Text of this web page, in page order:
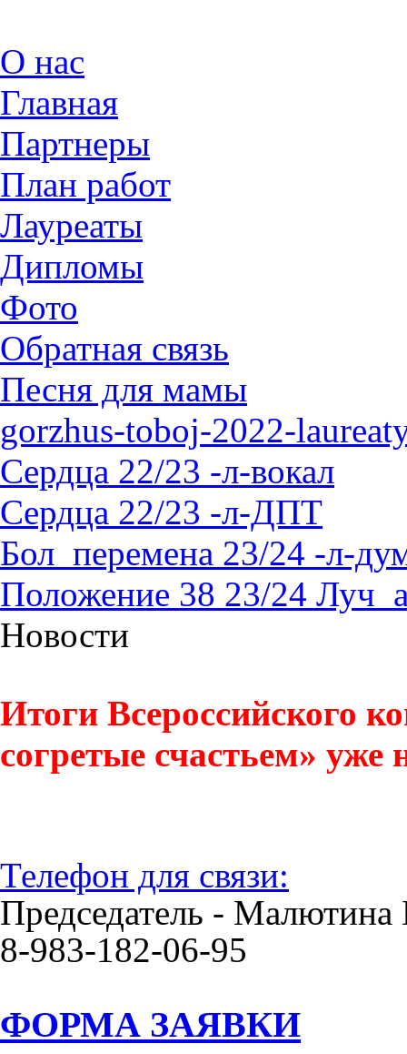
О нас
Главная
Партнеры
План работ
Лауреаты
Дипломы
Фото
Обратная связь
Песня для мамы
gorzhus-toboj-2022-
Сердца 22/23 -л-вокал
Сердца 22/23 -л-ДПТ
Бол_перемена 23/24 -л-
Положение 38 23/24
Новости
Итоги Всероссийского
согретые счастьем» уже
Телефон для связи:
Председатель - Малютина
8-983-182-06-95
ФОРМА ЗАЯВКИ